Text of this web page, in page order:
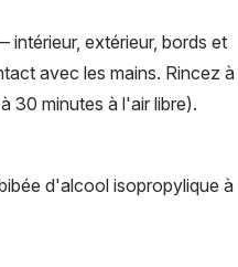
extérieur, bords et
avec les mains. Rincez à
30 minutes à l'air libre).
d'alcool isopropylique à